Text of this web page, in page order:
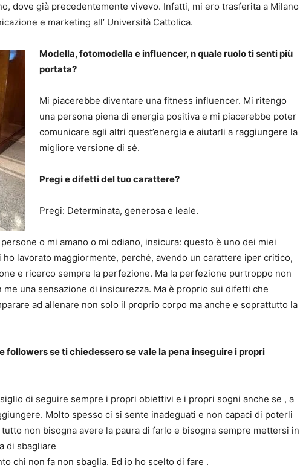
dove già precedentemente vivevo. Infatti, mi ero trasferita a Milano
e marketing all’ Università Cattolica.
Modella, fotomodella e influencer, n quale ruolo ti senti più
portata?
Mi piacerebbe diventare una fitness influencer. Mi ritengo
una persona piena di energia positiva e mi piacerebbe poter
comunicare agli altri quest’energia e aiutarli a raggiungere la
migliore versione di sé.
Pregi e difetti del tuo carattere?
Pregi: Determinata, generosa e leale.
o mi amano o mi odiano, insicura: questo è uno dei miei
lavorato maggiormente, perché, avendo un carattere iper critico,
e ricerco sempre la perfezione. Ma la perfezione purtroppo non
una sensazione di insicurezza. Ma è proprio sui difetti che
ad allenare non solo il proprio corpo ma anche e soprattutto la
followers se ti chiedessero se vale la pena inseguire i propri
di seguire sempre i propri obiettivi e i propri sogni anche se , a
Molto spesso ci si sente inadeguati e non capaci di poterli
non bisogna avere la paura di farlo e bisogna sempre mettersi in
di sbagliare
chi non fa non sbaglia. Ed io ho scelto di fare .